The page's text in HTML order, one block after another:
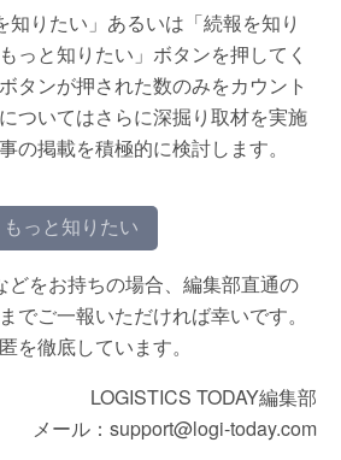
りたい」あるいは「続報を知り
っと知りたい」ボタンを押してく
タンが押された数のみをカウント
ついてはさらに深掘り取材を実施
の掲載を積極的に検討します。
もっと知りたい
どをお持ちの場合、編集部直通の
でご一報いただければ幸いです。
を徹底しています。
LOGISTICS TODAY編集部
メール：support@logi-today.com